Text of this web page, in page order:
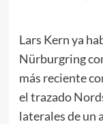
Lars Kern ya
Nürburgring
más reciente
el trazado
laterales de un